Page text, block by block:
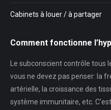
Cabinets à louer / à partager
Comment fonctionne
Le subconscient contrôle
vous ne devez pas penser: la
artérielle, la croissance des
système immunitaire, etc.